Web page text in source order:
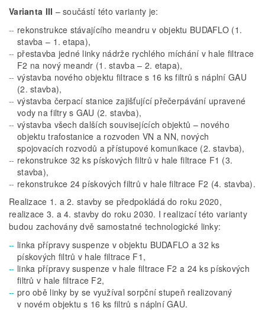
Varianta III – součástí této varianty je:
rekonstrukce stávajícího meandru v objektu BUDAFLO (1.
stavba – 1. etapa),
přestavba jedné linky nádrže rychlého míchání v hale filtrace
F2 na nový meandr (1. stavba – 2. etapa),
výstavba nového objektu filtrace s 16 ks filtrů s náplní GAU
(2. stavba),
výstavba čerpací stanice zajišťující přečerpávání upravené
vody na filtry s GAU (2. stavba),
výstavba všech dalších souvisejících objektů – nového
objektu trafostanice a rozvoden VN a NN, nových
spojovacích rozvodů a přístupové komunikace (2. stavba),
rekonstrukce 32 ks pískových filtrů v hale filtrace F1 (3.
stavba),
rekonstrukce 24 pískových filtrů v hale filtrace F2 (4. stavba).
Realizace 1. a 2. stavby se předpokládá do roku 2020,
realizace 3. a 4. stavby do roku 2030. I realizací této varianty
budou zachovány dvě samostatné technologické linky:
linka přípravy suspenze v objektu BUDAFLO a 32 ks
pískových filtrů v hale filtrace F1,
linka přípravy suspenze v hale filtrace F2 a 24 ks pískových
filtrů v hale filtrace F2,
pro obě linky by se využíval sorpční stupeň realizovaný
v novém objektu s 16 ks filtrů s náplní GAU.